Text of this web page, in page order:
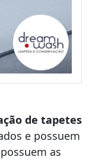
de tapetes
e possuem
as